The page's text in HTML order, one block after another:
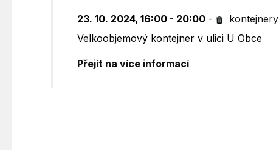
23. 10. 2024, 16:00 - 20:00 - kontejnery
Velkoobjemový kontejner v ulici U Obce
Přejít na více informací